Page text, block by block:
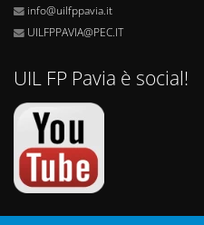
info@uilfppavia.it
UILFPPAVIA@PEC.IT
UIL FP Pavia è social!